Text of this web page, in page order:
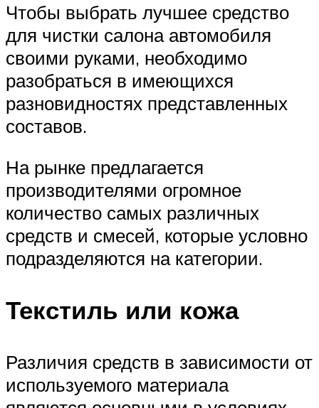
Чтобы выбрать лучшее средство
для чистки салона автомобиля
своими руками, необходимо
разобраться в имеющихся
разновидностях представленных
составов.
На рынке предлагается
производителями огромное
количество самых различных
средств и смесей, которые условно
подразделяются на категории.
Текстиль или кожа
Различия средств в зависимости от
используемого материала